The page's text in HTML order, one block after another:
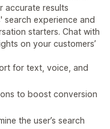
accurate results
experience and
starters. Chat with
on your customers’
for text, voice, and
to boost conversion
the user’s search